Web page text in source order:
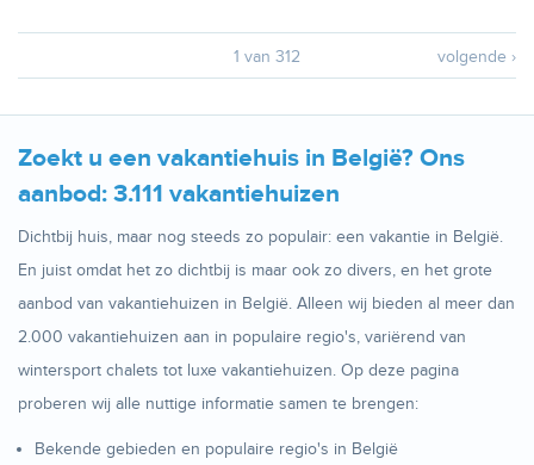
1 van 312 volgende ›
Zoekt u een vakantiehuis in België? Ons
aanbod: 3.111 vakantiehuizen
Dichtbij huis, maar nog steeds zo populair: een vakantie in België.
En juist omdat het zo dichtbij is maar ook zo divers, en het grote
aanbod van vakantiehuizen in België. Alleen wij bieden al meer dan
2.000 vakantiehuizen aan in populaire regio's, variërend van
wintersport chalets tot luxe vakantiehuizen. Op deze pagina
proberen wij alle nuttige informatie samen te brengen:
Bekende gebieden en populaire regio's in België